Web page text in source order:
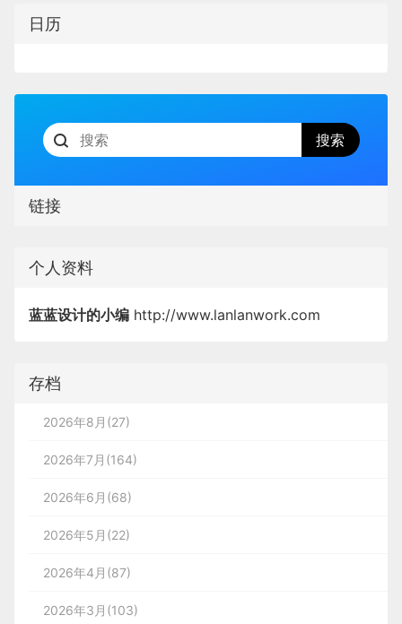
日历
链接
个人资料
蓝蓝设计的小编 http://www.lanlanwork.com
存档
2026年8月(27)
2026年7月(164)
2026年6月(68)
2026年5月(22)
2026年4月(87)
2026年3月(103)